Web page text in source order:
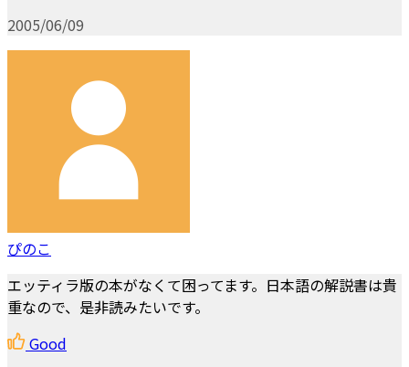
2005/06/09
ぴのこ
エッティラ版の本がなくて困ってます。日本語の解説書は貴
重なので、是非読みたいです。
Good